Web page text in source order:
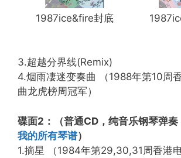
1987ice&fire封底
3.超越分界线(Remix)
4.烟雨凄迷变奏曲 （1988年第10周
曲龙虎榜周冠军）
碟面2：（普通CD，纯音乐钢琴弹奏
我的所有琴谱）
1.摘星 （1984年第29,30,31周香港